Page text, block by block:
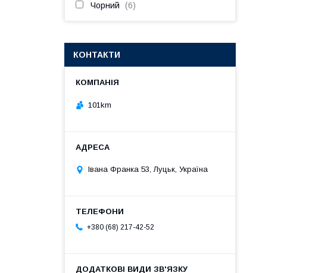
Чорний 6
КОНТАКТИ
101km
Івана Франка 53, Луцьк, Україна
+380 (68) 217-42-52